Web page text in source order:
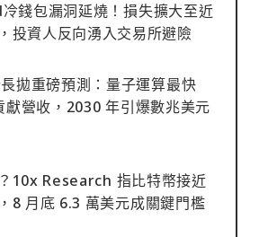
錢包漏洞延燒！損失擴大至近
投資人反向湧入交易所避險
拋重磅預測：量子運算最快
獻營收，2030 年引爆數兆美元
10x Research 指比特幣接近
8 月底 6.3 萬美元成關鍵門檻